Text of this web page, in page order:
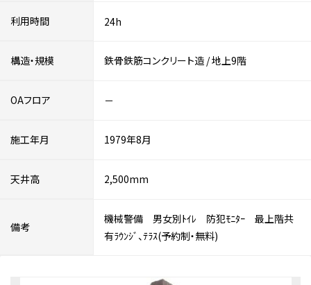
利用時間 24h
構造・規模 鉄骨鉄筋コンクリート造 /地上9階
OAフロア －
施工年月 1979年8月
天井高 2,500mm
備考
機械警備 男女別ﾄｲﾚ 防犯ﾓﾆﾀｰ 最上階共
有ﾗｳﾝｼﾞ、ﾃﾗｽ(予約制・無料)